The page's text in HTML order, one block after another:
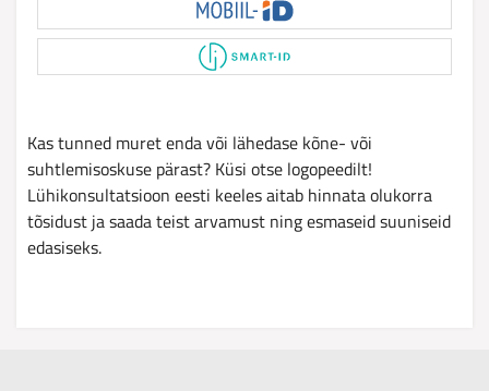
Kas tunned muret enda või lähedase kõne- või
suhtlemisoskuse pärast? Küsi otse logopeedilt!
Lühikonsultatsioon eesti keeles aitab hinnata olukorra
tõsidust ja saada teist arvamust ning esmaseid suuniseid
edasiseks.